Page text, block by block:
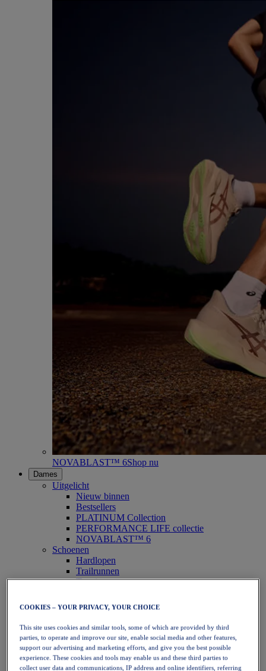
NOVABLAST™ 6Shop nu
Dames
Uitgelicht
Nieuw binnen
Bestsellers
PLATINUM Collection
PERFORMANCE LIFE collectie
NOVABLAST™ 6
Schoenen
Hardlopen
Trailrunnen
Tennis
Handbal
Netbal
SportStyle
Bovenkleding
Sport-bh's
Tanktops
COOKIES – YOUR PRIVACY, YOUR CHOICE
This site uses cookies and similar tools, some of which are provided by third
parties, to operate and improve our site, enable social media and other features,
support our advertising and marketing efforts, and give you the best possible
experience. These cookies and tools may enable us and these third parties to
collect user data and communications, IP address and online identifiers, referring